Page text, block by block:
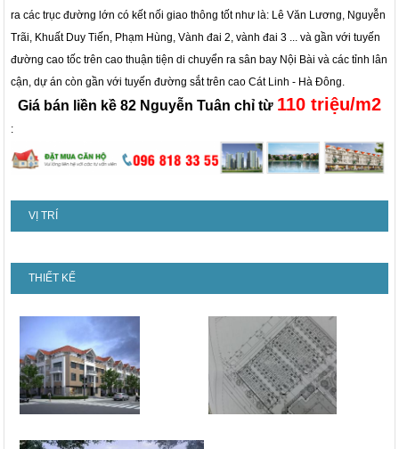
ra các trục đường lớn có kết nối giao thông tốt như là: Lê Văn Lương, Nguyễn
Trãi, Khuất Duy Tiến, Phạm Hùng, Vành đai 2, vành đai 3 ... và gần với tuyến
đường cao tốc trên cao thuận tiện di chuyển ra sân bay Nội Bài và các tỉnh lân
cận, dự án còn gần với tuyến đường sắt trên cao Cát Linh - Hà Đông.
Giá bán liền kề 82 Nguyễn Tuân chỉ từ 110 triệu/m2
:
VỊ TRÍ
THIẾT KẾ